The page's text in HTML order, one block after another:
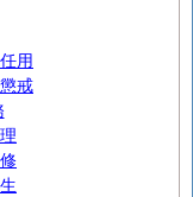
用
戒